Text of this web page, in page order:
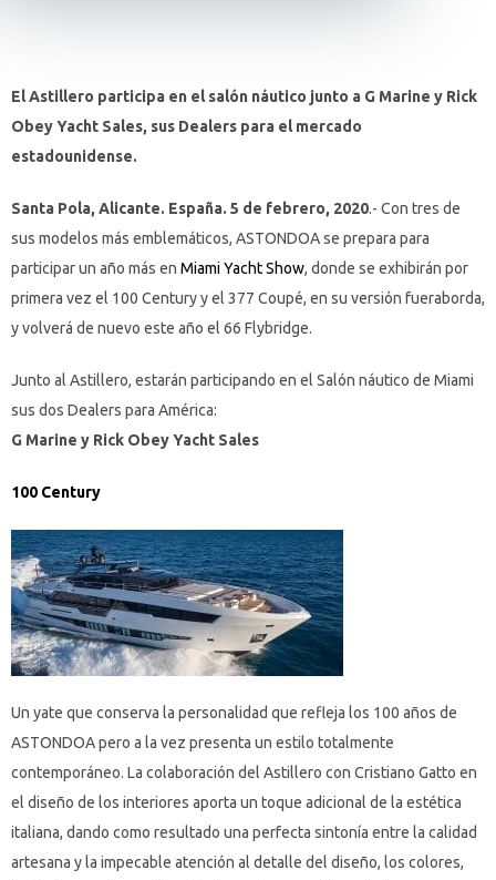
El Astillero participa en el salón náutico junto a G Marine y Rick
Obey Yacht Sales, sus Dealers para el mercado
estadounidense.
Santa Pola, Alicante. España. 5 de febrero, 2020.- Con tres de
sus modelos más emblemáticos, ASTONDOA se prepara para
participar un año más en Miami Yacht Show, donde se exhibirán por
primera vez el 100 Century y el 377 Coupé, en su versión fueraborda,
y volverá de nuevo este año el 66 Flybridge.
Junto al Astillero, estarán participando en el Salón náutico de Miami
sus dos Dealers para América:
G Marine y Rick Obey Yacht Sales
100 Century
Un yate que conserva la personalidad que refleja los 100 años de
ASTONDOA pero a la vez presenta un estilo totalmente
contemporáneo. La colaboración del Astillero con Cristiano Gatto en
el diseño de los interiores aporta un toque adicional de la estética
italiana, dando como resultado una perfecta sintonía entre la calidad
artesana y la impecable atención al detalle del diseño, los colores,